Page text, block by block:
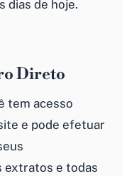
dias de hoje.
Direto
tem acesso
e pode efetuar
extratos e todas